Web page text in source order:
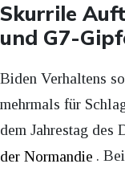
Skurrile
und G7-
Biden Verhaltens
mehrmals für
dem Jahrestag des
der Normandie .